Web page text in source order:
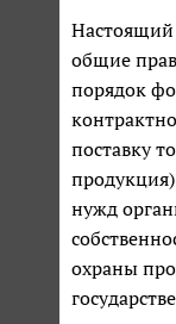
Настоящий
общие
порядок
поставку
нужд
охраны